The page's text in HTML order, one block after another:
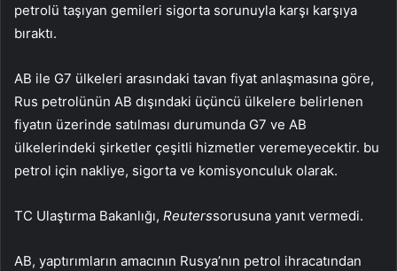
petrolü taşıyan gemileri sigorta sorunuyla karşı karşıya
bıraktı.
AB ile G7 ülkeleri arasındaki tavan fiyat anlaşmasına göre,
Rus petrolünün AB dışındaki üçüncü ülkelere belirlenen
fiyatın üzerinde satılması durumunda G7 ve AB
ülkelerindeki şirketler çeşitli hizmetler veremeyecektir. bu
petrol için nakliye, sigorta ve komisyonculuk olarak.
TC Ulaştırma Bakanlığı, Reuterssorusuna yanıt vermedi.
AB, yaptırımların amacının Rusya’nın petrol ihracatından